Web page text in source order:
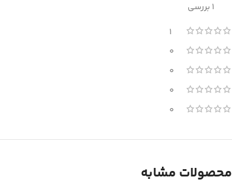
1 بررسی
1
0
0
0
0
محصولات مشابه